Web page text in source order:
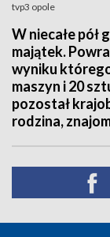
tvp3 opole
W niecałe pół
majątek.
wyniku
maszyn i 20
pozostał
rodzina,